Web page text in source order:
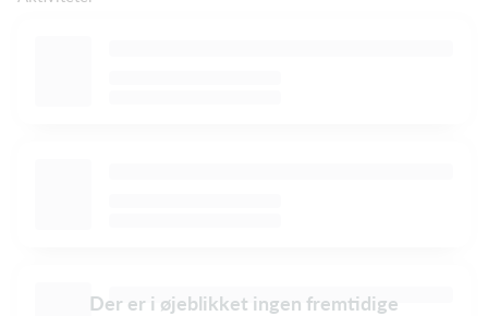
Der er i øjeblikket ingen fremtidige